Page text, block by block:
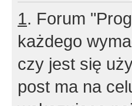
1. Forum
każdego
czy jest się
post ma na